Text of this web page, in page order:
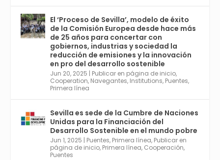
Avata
r
Sevilla World @worldsevilla ·
21 May 2024
Conoce a @mvbim, la empresa sevillana
que ha sido pionera en España en el uso de
la tecnología BIM para digitalizar e
industrializar la arquitectura y la
construcción. Ver su dimensión
internacional en el reportaje de
@juanluispavon1 en @elCorreoWeb :
https://tinyurl.com/yfa2h55p
2 6 Twitter
El ‘Proceso de Sevilla’, modelo de éxito
de la Comisión Europea desde hace más
de 25 años para concertar con
gobiernos, industrias y sociedad la
reducción de emisiones y la innovación
en pro del desarrollo sostenible
Jun 20, 2025 | Publicar en página de inicio,
Cooperation, Navegantes, Institutions, Puentes,
Primera línea
Sevilla es sede de la Cumbre de Naciones
Unidas para la Financiación del
Desarrollo Sostenible en el mundo pobre
Jun 1, 2025 | Puentes, Primera línea, Publicar en
página de inicio, Primera línea, Cooperación,
Puentes